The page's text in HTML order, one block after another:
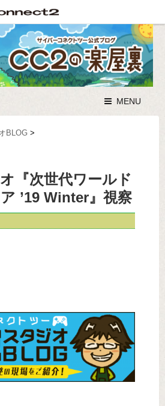
MENU
BLOG >
『次世代ワールド
’19 Winter』視察